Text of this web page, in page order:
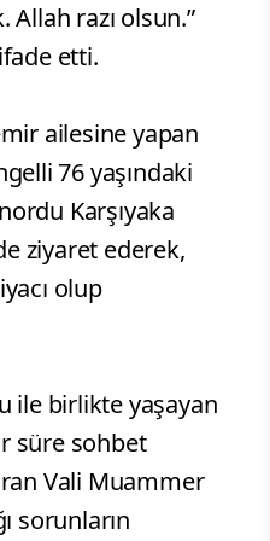
razı olsun.”
etti.
ailesine yapan
76 yaşındaki
Karşıyaka
ziyaret ederek,
olup
ile birlikte yaşayan
süre sohbet
Vali Muammer
sorunların